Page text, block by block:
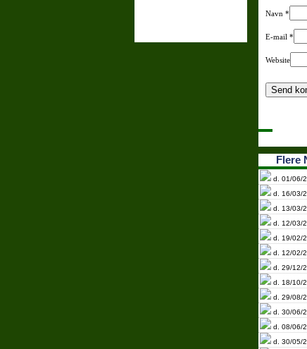
Navn *
E-mail *
Website
Flere
d. 01/06/
d. 16/03/
d. 13/03/
d. 12/03/
d. 19/02/
d. 12/02/
d. 29/12/
d. 18/10/
d. 29/08/
d. 30/06/
d. 08/06/
d. 30/05/